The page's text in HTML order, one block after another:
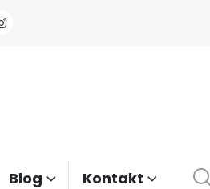
Blog Kontakt